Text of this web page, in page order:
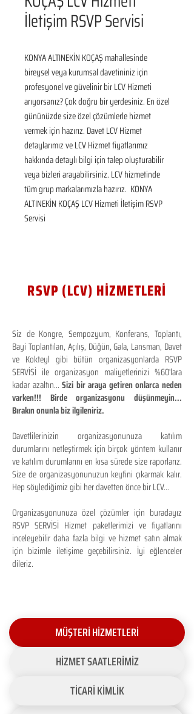
İletişim RSVP Servisi
KONYA ALTINEKİN KOÇAŞ mahallesinde
bireysel veya kurumsal davetininiz için
profesyonel ve güvelinir bir LCV Hizmeti
arıyorsanız? Çok doğru bir yerdesiniz. En özel
gününüzde size özel çözümlerle hizmet
vermek için hazırız. Davet LCV Hizmet
detaylarımız ve LCV Hizmet fiyatlarımız
hakkında detaylı bilgi için talep oluşturabilir
veya bizleri arayabilirsiniz. LCV hizmetinde
tüm grup markalarımızla hazırız.  KONYA
ALTINEKİN KOÇAŞ LCV Hizmeti İletişim RSVP
Servisi
RSVP (LCV) HİZMETLERİ
Siz de Kongre, Sempozyum, Konferans, Toplantı,
Bayi Toplantıları, Açılış, Düğün, Gala, Lansman, Davet
ve Kokteyl gibi bütün organizasyonlarda RSVP
SERVİSİ ile organizasyon maliyetlerinizi %60'lara
kadar azaltın...Sizi bir araya getiren onlarca neden
varken!!! Birde organizasyonu düşünmeyin...
Bırakın onunla biz ilgileniriz.
Davetlilerinizin organizasyonunuza katılım
durumlarını netleştirmek için birçok yöntem kullanır
ve katılım durumlarını en kısa sürede size raporlarız.
Size de organizasyonunuzun keyfini çıkarmak kalır.
Hep söylediğimiz gibi her davetten önce bir LCV...
Organizasyonunuza özel çözümler için buradayız
RSVP SERVİSİ Hizmet paketlerimizi ve fiyatlarını
inceleyebilir daha fazla bilgi ve hizmet satın almak
için bizimle iletişime geçebilirsiniz. İyi eğlenceler
dileriz.
MÜŞTERİ HİZMETLERİ
HİZMET SAATLERİMİZ
TİCARİ KİMLİK